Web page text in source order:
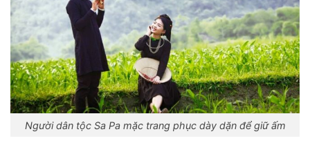
Người dân tộc Sa Pa mặc trang phục dày dặn để giữ ấm